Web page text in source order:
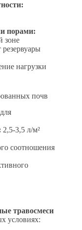
порами:
зоне
резервуары
нагрузки
почв
2,5-3,5 л/м²
соотношения
травосмеси
условиях: